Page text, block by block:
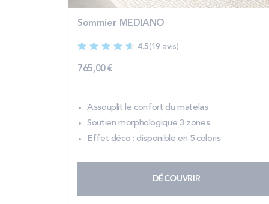
Sommier MEDIANO
4.5(19 avis)
765,00 €
Assouplit le confort du matelas
Soutien morphologique 3 zones
Effet déco : disponible en 5 coloris
DÉCOUVRIR